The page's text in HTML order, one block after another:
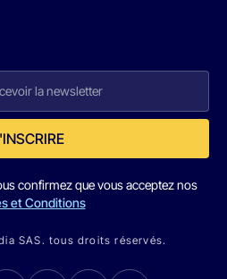
confirmez que vous acceptez nos
et Conditions
SAS. tous droits réservés.